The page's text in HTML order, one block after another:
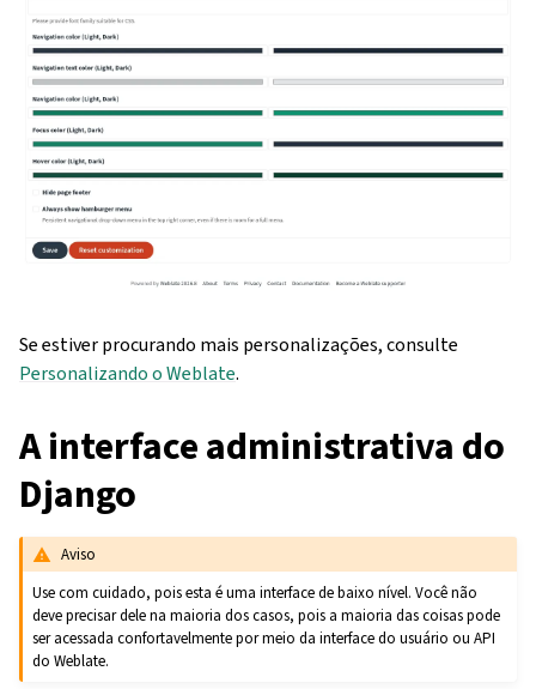
Se estiver procurando mais personalizações, consulte
Personalizando o Weblate.
A interface administrativa do
Django
Aviso
Use com cuidado, pois esta é uma interface de baixo nível. Você não
deve precisar dele na maioria dos casos, pois a maioria das coisas pode
ser acessada confortavelmente por meio da interface do usuário ou API
do Weblate.